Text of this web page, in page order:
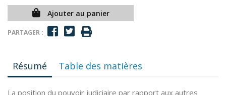
Ajouter au panier
PARTAGER :
Résumé Table des matières
La position du pouvoir judiciaire par rapport aux autres